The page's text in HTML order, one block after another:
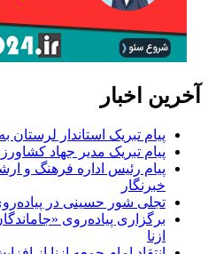
آخرین اخبار
پیام تبریک استاندار لرستان
پیام تبریک مدیر جهاد
پیام رئیس اداره فرهنگ و
خبرنگار
تجلی شور حسینی در
برگزاری پیاده‌روی
ازنا